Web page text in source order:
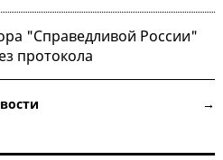
"Справедливой России"
протокола
новости →